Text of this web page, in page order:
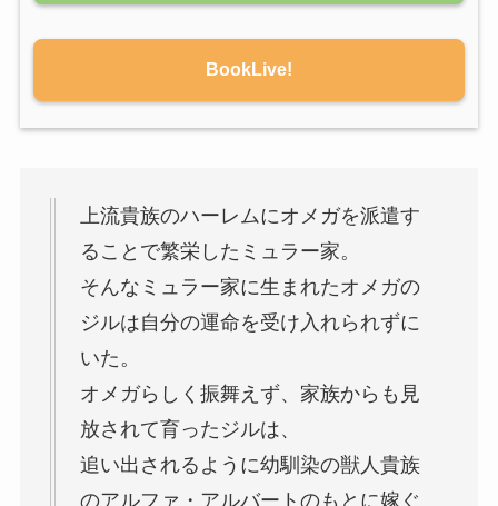
BookLive!
上流貴族のハーレムにオメガを派遣す
ることで繁栄したミュラー家。
そんなミュラー家に生まれたオメガの
ジルは自分の運命を受け入れられずに
いた。
オメガらしく振舞えず、家族からも見
放されて育ったジルは、
追い出されるように幼馴染の獣人貴族
のアルファ・アルバートのもとに嫁ぐ